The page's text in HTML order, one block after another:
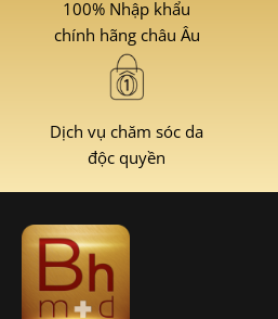
100% Nhập khẩu
chính hãng châu Âu
Dịch vụ chăm sóc da
độc quyền